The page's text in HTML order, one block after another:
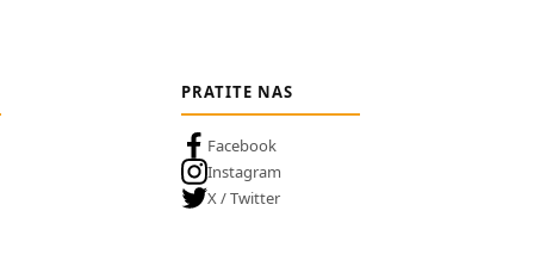
PRATITE NAS
Facebook
Instagram
X / Twitter